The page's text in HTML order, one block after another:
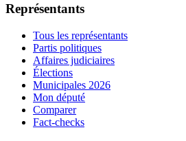
Représentants
Tous les représentants
Partis politiques
Affaires judiciaires
Élections
Municipales 2026
Mon député
Comparer
Fact-checks